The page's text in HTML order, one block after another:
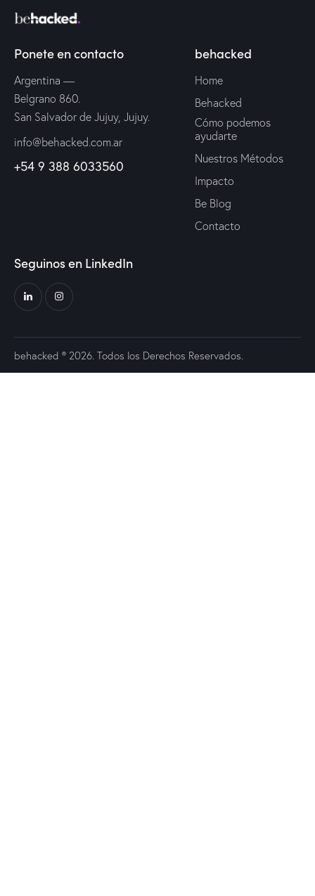
Ponete en contacto
Argentina —
Belgrano 860.
San Salvador de Jujuy, Jujuy.
info@behacked.com.ar
+54 9 388 6033560
behacked
Home
Behacked
Cómo podemos
ayudarte
Nuestros Métodos
Impacto
Be Blog
Contacto
Seguinos en LinkedIn
behacked ® 2026. Todos los Derechos Reservados.